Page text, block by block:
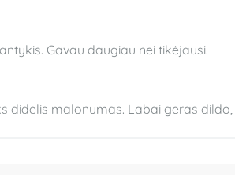
Gavau daugiau nei tikėjausi.
didelis malonumas. Labai geras